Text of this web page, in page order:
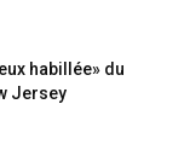
habillée» du
Jersey